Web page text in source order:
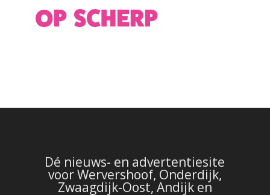
Dé nieuws- en advertentiesite
voor Wervershoof, Onderdijk,
Zwaagdijk-Oost, Andijk en